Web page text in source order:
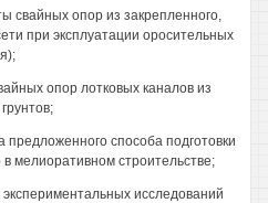
свайных опор из закрепленного,
при эксплуатации оросительных
опор лотковых каналов из
предложенного способа подготовки
мелиоративном строительстве;
исследований